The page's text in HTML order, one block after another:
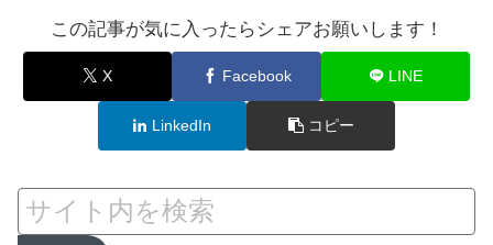
この記事が気に入ったらシェアお願いします！
X Facebook LINE
LinkedIn コピー